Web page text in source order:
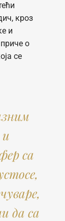
кроз
и
о
се
са
да са